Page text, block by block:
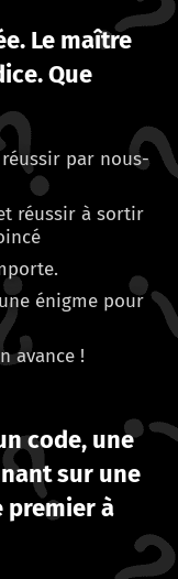
Le maître
Que
réussir par nous-
réussir à sortir
énigme pour
avance !
code, une
sur une
premier à